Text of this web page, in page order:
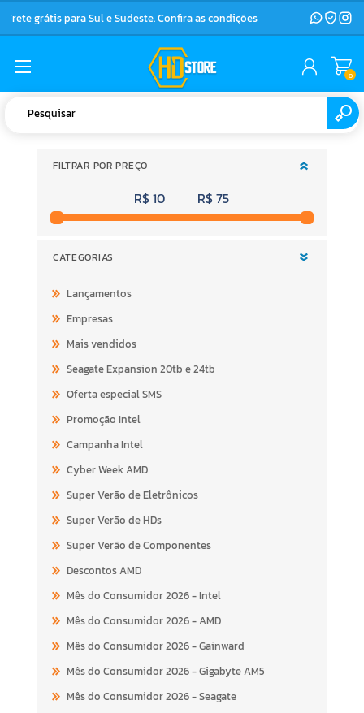
Frete grátis para Sul e Sudeste. Confira as condições
0
FILTRAR POR PREÇO
R$ 10 R$ 75
CATEGORIAS
Lançamentos
Empresas
Mais vendidos
Seagate Expansion 20tb e 24tb
Oferta especial SMS
Promoção Intel
Campanha Intel
Cyber Week AMD
Super Verão de Eletrônicos
Super Verão de HDs
Super Verão de Componentes
Descontos AMD
Mês do Consumidor 2026 - Intel
Mês do Consumidor 2026 - AMD
Mês do Consumidor 2026 - Gainward
Mês do Consumidor 2026 - Gigabyte AM5
Mês do Consumidor 2026 - Seagate